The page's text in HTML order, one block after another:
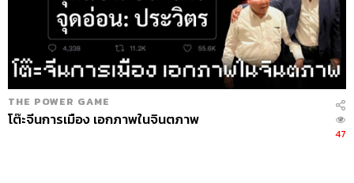
THE POWER GAME
โต๊ะจีนการเมือง เอกภาพในจินตภาพ
47